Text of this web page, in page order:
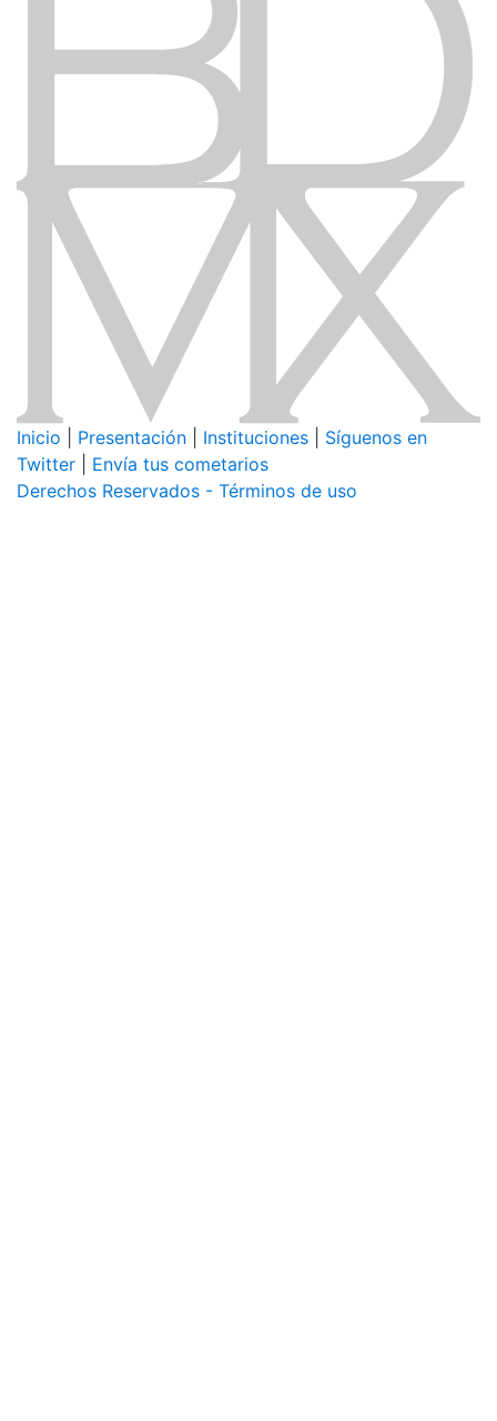
Inicio Presentación Instituciones
Síguenos en
Twitter
Envía tus cometarios
Derechos Reservados - Términos de uso